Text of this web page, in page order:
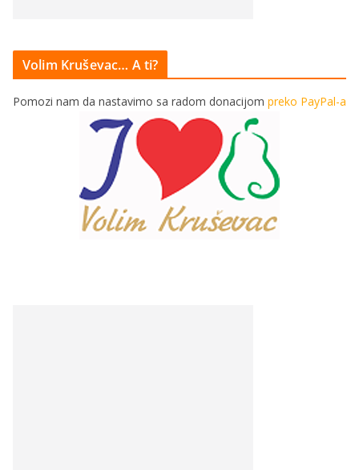
Volim Kruševac… A ti?
Pomozi nam da nastavimo sa radom donacijom preko PayPal-a